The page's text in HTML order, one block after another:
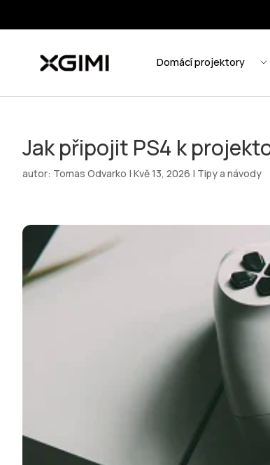
Jak připojit PS4 k
autor: Tomas Odvarko | Kvě 13, 2026 | Tipy a návody